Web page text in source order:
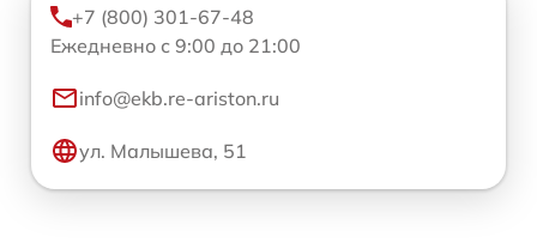
+7 (800) 301-67-48
Ежедневно с 9:00 до 21:00
info@ekb.re-ariston.ru
ул. Малышева, 51